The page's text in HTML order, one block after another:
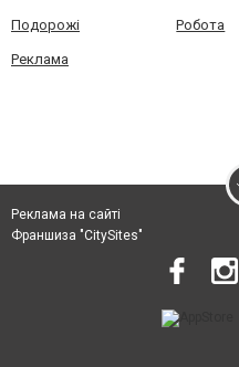
Подорожі Робота
Реклама
Реклама на сайті
Франшиза "CitySites"